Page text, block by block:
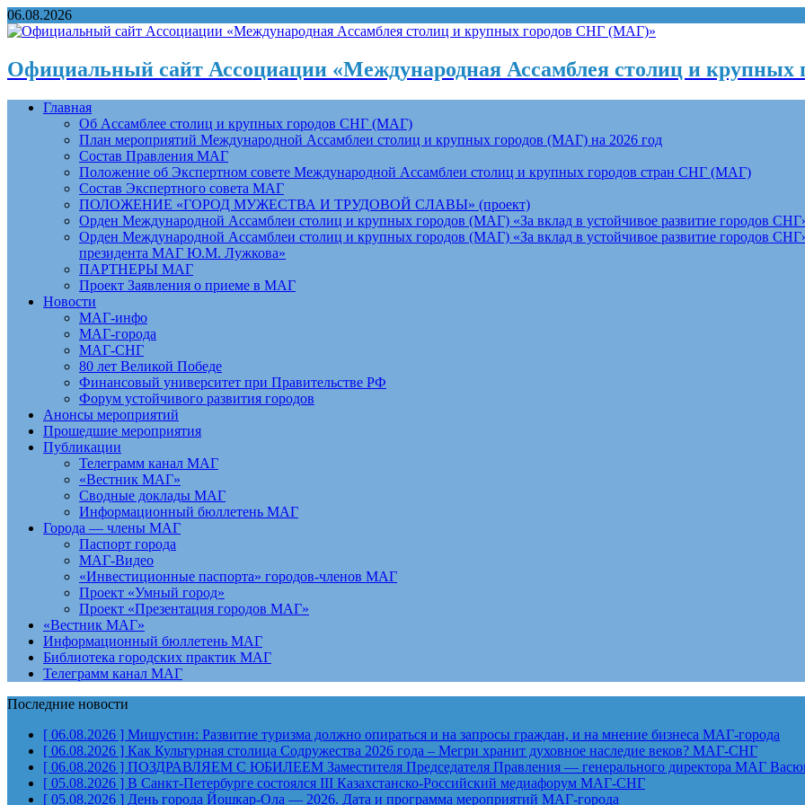
06.08.2026
Официальный сайт Ассоциации «Международная Ассамблея столиц и
Главная
Об Ассамблее столиц и крупных городов СНГ (МАГ)
План мероприятий Международной Ассамблеи столиц и крупных городов (МАГ) на 2026 год
Состав Правления МАГ
Положение об Экспертном совете Международной Ассамблеи столиц и крупных городов стран СНГ (МАГ)
Состав Экспертного совета МАГ
ПОЛОЖЕНИЕ «ГОРОД МУЖЕСТВА И ТРУДОВОЙ СЛАВЫ» (проект)
Орден Международной Ассамблеи столиц и крупных городов (МАГ) «За вклад в устойчивое развитие городов
Орден Международной Ассамблеи столиц и крупных городов (МАГ) «За вклад в устойчивое развитие городов
президента МАГ Ю.М. Лужкова»
ПАРТНЕРЫ МАГ
Проект Заявления о приеме в МАГ
Новости
МАГ-инфо
МАГ-города
МАГ-СНГ
80 лет Великой Победе
Финансовый университет при Правительстве РФ
Форум устойчивого развития городов
Анонсы мероприятий
Прошедшие мероприятия
Публикации
Телеграмм канал МАГ
«Вестник МАГ»
Сводные доклады МАГ
Информационный бюллетень МАГ
Города — члены МАГ
Паспорт города
МАГ-Видео
«Инвестиционные паспорта» городов-членов МАГ
Проект «Умный город»
Проект «Презентация городов МАГ»
«Вестник МАГ»
Информационный бюллетень МАГ
Библиотека городских практик МАГ
Телеграмм канал МАГ
Последние новости
[ 06.08.2026 ] Мишустин: Развитие туризма должно опираться и на запросы граждан, и на мнение бизнеса МАГ-города
[ 06.08.2026 ] Как Культурная столица Содружества 2026 года – Мегри хранит духовное наследие веков? МАГ-СНГ
[ 06.08.2026 ] ПОЗДРАВЛЯЕМ С ЮБИЛЕЕМ Заместителя Председателя Правления — генерального директора МАГ
[ 05.08.2026 ] В Санкт-Петербурге состоялся III Казахстанско-Российский медиафорум МАГ-СНГ
[ 05.08.2026 ] День города Йошкар-Ола — 2026. Дата и программа мероприятий МАГ-города